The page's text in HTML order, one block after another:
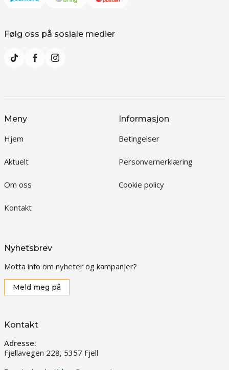
Følg oss på sosiale medier
Meny
Hjem
Aktuelt
Om oss
Kontakt
Informasjon
Betingelser
Personvernerklæring
Cookie policy
Nyhetsbrev
Motta info om nyheter og kampanjer?
Meld meg på
Kontakt
Adresse:
Fjellavegen 228, 5357 Fjell